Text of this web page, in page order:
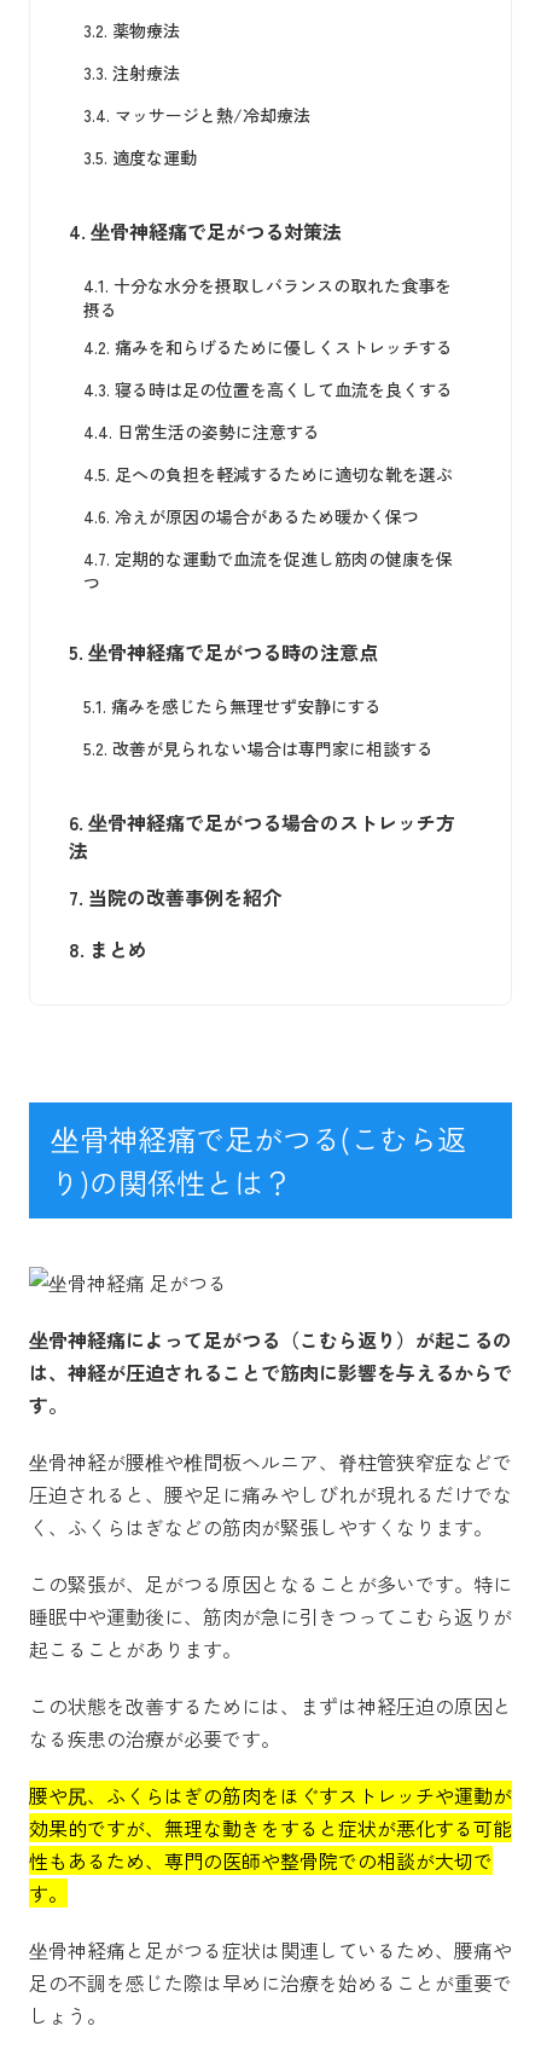
3.2. 薬物療法
3.3. 注射療法
3.4. マッサージと熱/冷却療法
3.5. 適度な運動
4. 坐骨神経痛で足がつる対策法
4.1. 十分な水分を摂取しバランスの取れた食事を
摂る
4.2. 痛みを和らげるために優しくストレッチする
4.3. 寝る時は足の位置を高くして血流を良くする
4.4. 日常生活の姿勢に注意する
4.5. 足への負担を軽減するために適切な靴を選ぶ
4.6. 冷えが原因の場合があるため暖かく保つ
4.7. 定期的な運動で血流を促進し筋肉の健康を保
つ
5. 坐骨神経痛で足がつる時の注意点
5.1. 痛みを感じたら無理せず安静にする
5.2. 改善が見られない場合は専門家に相談する
6. 坐骨神経痛で足がつる場合のストレッチ方
法
7. 当院の改善事例を紹介
8. まとめ
坐骨神経痛で足がつる(こむら返
り)の関係性とは？
坐骨神経痛によって足がつる（こむら返り）が起こるの
は、神経が圧迫されることで筋肉に影響を与えるからで
す。
坐骨神経が腰椎や椎間板ヘルニア、脊柱管狭窄症などで
圧迫されると、腰や足に痛みやしびれが現れるだけでな
く、ふくらはぎなどの筋肉が緊張しやすくなります。
この緊張が、足がつる原因となることが多いです。特に
睡眠中や運動後に、筋肉が急に引きつってこむら返りが
起こることがあります。
この状態を改善するためには、まずは神経圧迫の原因と
なる疾患の治療が必要です。
腰や尻、ふくらはぎの筋肉をほぐすストレッチや運動が
効果的ですが、無理な動きをすると症状が悪化する可能
性もあるため、専門の医師や整骨院での相談が大切で
す。
坐骨神経痛と足がつる症状は関連しているため、腰痛や
足の不調を感じた際は早めに治療を始めることが重要で
しょう。